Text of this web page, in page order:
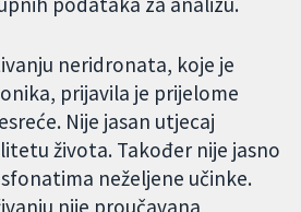
neridronata, koje je
prijavila je prijelome
Nije jasan utjecaj
života. Također nije jasno
neželjene učinke.
nije proučavana